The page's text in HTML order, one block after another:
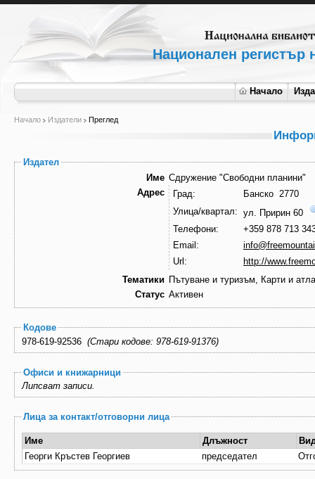
Национален регистър
Начало
Начало Издатели Преглед
Издател
Име Сдружение "Свободни планини"
Адрес
Град:
Банско 2770
Улица/квартал: ул. Пририн 60
Телефони:
+359 878 713
Email:
Url:
http://
Тематики Пътуване и туризъм, Карти и
Статус Активен
Кодове
(Стари кодове: 978-619-91376)
Офиси и книжарници
Липсват записи.
Лица за контакт/отговорни лица
Име Длъжност
Георги Кръстев Георгиев
председател